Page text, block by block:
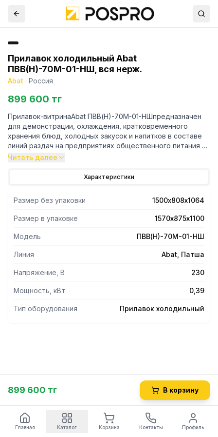
Прилавок холодильный Abat
ПВВ(Н)-70М-01-НШ, вся нерж.
Abat · Россия
899 600 тг
Прилавок-витринаAbat ПВВ(Н)-70М-01-НШпредназначен
для демонстрации, охлаждения, кратковременного
хранения блюд, холодных закусок и напитков в составе
линий раздач на предприятиях общественного питания и
торговли.
- Диапазон температуры плавно регулируется от 1 до 10
полезную площадь и используется для выкладки блюд и
напитков.
- Основание витриныпредставляет собой охлаждаемую
ванну с набором гастроемкостей, предназначенных для
- Витринаоснащена лампой подсветки и принудительной
- Вкомплект входят направляющие для подносов.
Читать далее
Характеристики
Размер без упаковки 1500х808х1064
Размер в упаковке 1570х875х1100
Модель ПВВ(Н)-70М-01-НШ
Линия Abat, Патша
Напряжение, В 230
Мощность, кВт 0,39
Тип оборудования Прилавок холодильный
899 600 тг В корзину
Главная Каталог Корзина Контакты Профиль